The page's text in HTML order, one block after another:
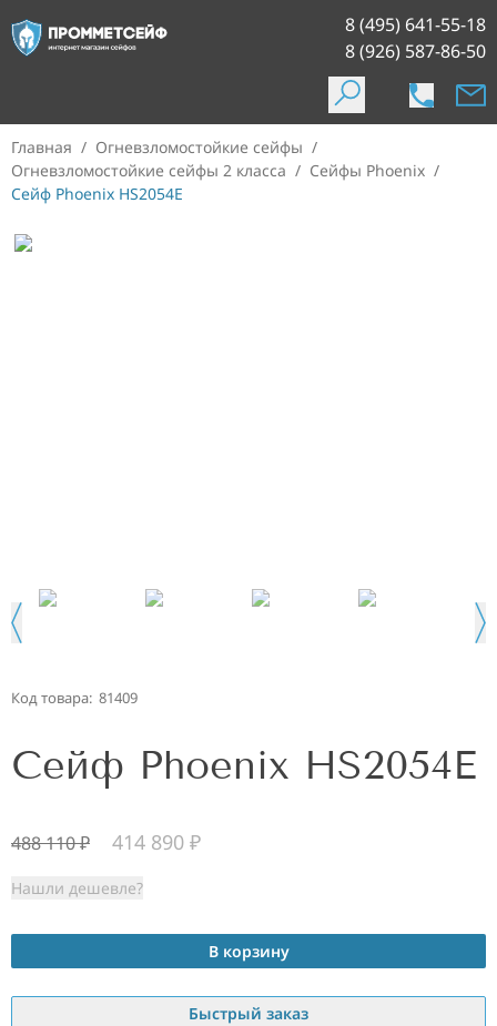
8 (495) 641-55-18
8 (926) 587-86-50
Главная / Огневзломостойкие сейфы /
Огневзломостойкие сейфы 2 класса / Сейфы Phoenix /
Сейф Phoenix HS2054E
Код товара: 81409
Сейф Phoenix HS2054E
488 110₽ 414 890 ₽
Нашли дешевле?
В корзину
Быстрый заказ